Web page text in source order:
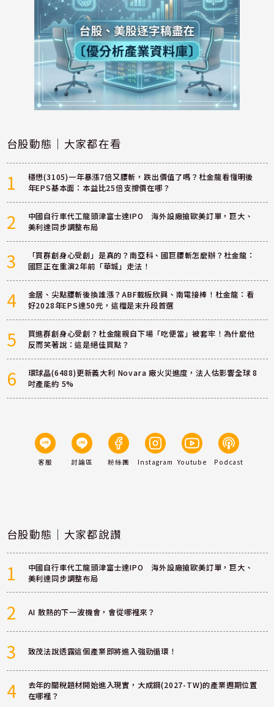
台股動態｜大家都在看
1
穩懋(3105)一年暴漲7倍又腰斬，跌出價值了嗎？杜金龍看懂明後
年EPS基本面：本益比25倍支撐價在哪？
2
中國自行車代工龍頭津富士達IPO 海外設廠搶歐美訂單，巨大、
美利達同步調整布局
3
「買群創身心受創」是真的？南亞科、國巨腰斬怎麼辦？杜金龍：
國巨正在重演2年前「華城」走法！
4
金居、尖點腰斬後換誰漲？ABF載板欣興、南電接棒！杜金龍：看
好2028年EPS達50元，這檔是末升段首選
5
買進群創身心受創？杜金龍親自下場「吃便當」被套牢！為什麼他
反而笑著說：這是絕佳買點？
6
環球晶(6488)更新義大利 Novara 廠火災進度，法人估影響全球 8
吋產能約 5%
客服 討論區 粉絲團 Instagram Youtube Podcast
台股動態｜大家都說讚
1
中國自行車代工龍頭津富士達IPO 海外設廠搶歐美訂單，巨大、
美利達同步調整布局
2 AI 散熱的下一波機會，會從哪裡來？
3 致茂法說透露這個產業即將進入強勁循環！
4
去年的關稅題材開始進入現實，大成鋼(2027-TW)的產業週期位置
在哪裡？